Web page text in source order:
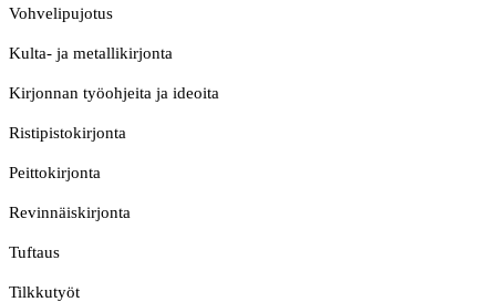
Vohvelipujotus
Kulta- ja metallikirjonta
Kirjonnan työohjeita ja ideoita
Ristipistokirjonta
Peittokirjonta
Revinnäiskirjonta
Tuftaus
Tilkkutyöt